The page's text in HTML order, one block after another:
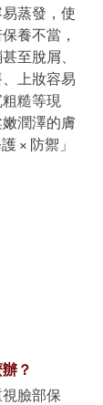
蒸發，使
養不當，
至脫屑、
上妝容易
糙等現
潤澤的膚
× 防禦」
？
臉部保